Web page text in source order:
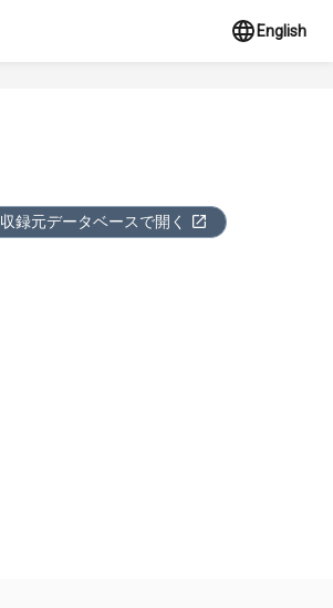
English
収録元データベースで開く